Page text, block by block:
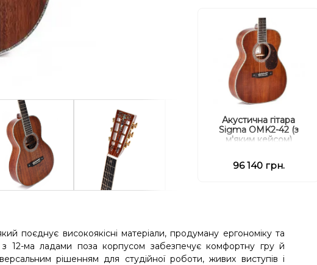
Акустична гітара
Sigma OMK2-42 (з
м'яким кейсом)
96 140 грн.
поєднує високоякісні матеріали, продуману ергономіку та
12-ма ладами поза корпусом забезпечує комфортну гру й
рішенням для студійної роботи, живих виступів і